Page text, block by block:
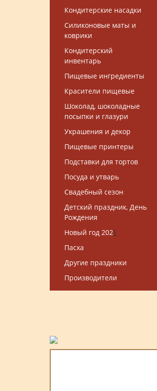
Кондитерские насадки
Силиконовые маты и
коврики
Кондитерский
инвентарь
Пищевые ингредиенты
Красители пищевые
Шоколад, шоколадные
посыпки и глазури
Украшения и декор
Пищевые принтеры
Подставки для тортов
Посуда и утварь
Свадебный сезон
Детский праздник, День
Рождения
Новый год 2025
Пасха
Другие праздники
Производители